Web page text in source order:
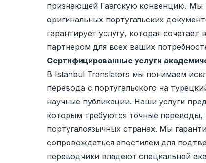
признающей Гаагскую конвенцию. Мы
оригинальных португальских
гарантирует услугу, которая
партнером для всех ваших
Сертифицированные услуги
В Istanbul Translators мы понимаем
перевода с португальского на
научные публикации. Наши услуги
которым требуются точные
португалоязычных странах. Мы
сопровождаться апостилем для
переводчики владеют специальной